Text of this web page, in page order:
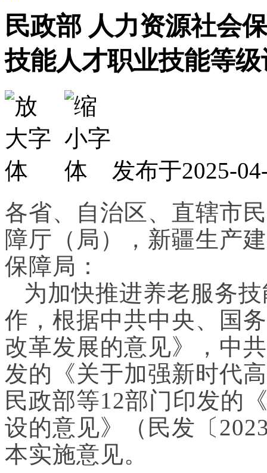
民政部 人力资源社会
技能人才职业技能等
发布于2025-
各省、自治区、直辖市
障厅（局），新疆生产
保障局：
为加快推进养老服务
作，根据中共中央、国
改革发展的意见》，中
发的《关于加强新时代
民政部等12部门印发的
设的意见》（民发〔
本实施意见。